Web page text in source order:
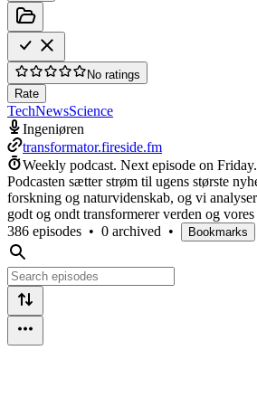
No ratings
Rate
TechNewsScience
Ingeniøren
transformator.fireside.fm
Weekly podcast. Next episode on Friday.
Podcasten sætter strøm til ugens største
forskning og naturvidenskab, og vi
godt og ondt transformerer verden og
386 episodes • 0 archived • Bookmarks